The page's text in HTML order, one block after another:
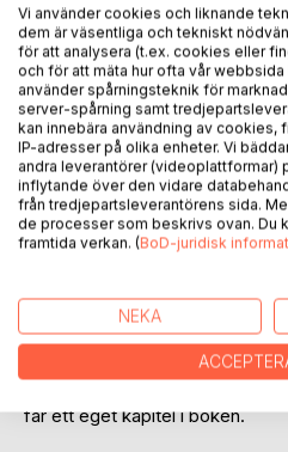
Säffle-Gunnar Andersson,
stora. Född i Säffle 1928, via IFK
Åmål till IFK Göteborg. Under
Marseilles räddare.
Gunnar gjorde redan i sin
gästande Hälsingborgs IF med
Rio-Kalle Svensson i målet.
ligan och var störste målgörare
Sammanlagt 194 mål, än idag
Efter Marseille, spel i
IFK Arvika. När den unge Roger
får ett eget kapitel i boken.
Vi använder cookies och liknande
dem är väsentliga och tekniskt
för att analysera (t.ex. cookies eller
och för att mäta hur ofta vår
använder spårningsteknik för
server-spårning samt
kan innebära användning av cookies,
IP-adresser på olika enheter. Vi
andra leverantörer (videoplattformar)
inflytande över den vidare
från tredjepartsleverantörens sida.
de processer som beskrivs ovan. Du
framtida verkan. (BoD-juridisk
NEKA